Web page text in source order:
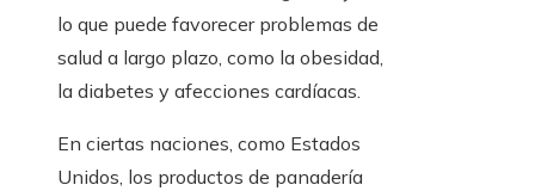
lo que puede favorecer problemas de
salud a largo plazo, como la obesidad,
la diabetes y afecciones cardíacas.
En ciertas naciones, como Estados
Unidos, los productos de panadería